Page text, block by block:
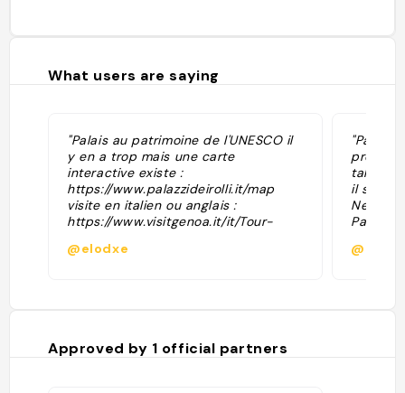
What users are saying
"Palais au patrimoine de l'UNESCO il
y en a trop mais une carte
interactive existe :
https://www.palazzideirolli.it/map
visite en italien ou anglais :
https://www.visitgenoa.it/it/Tour-
@elodxe
"Palazzi
take a
il
New
Palazzi
@
Approved by 1 official partners